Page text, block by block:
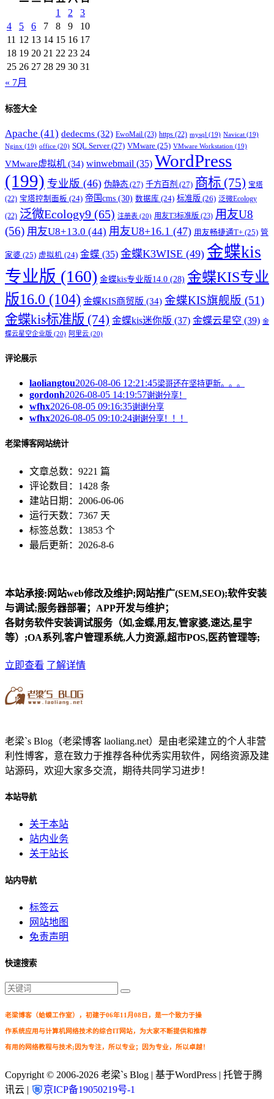
1
2
3
4
5 6 7 8 9
10
11 12 13 14 15 16 17
18 19 20 21 22 23 24
25 26 27 28 29 30 31
« 7月
标签大全
Apache (41) dedecms (32) EwoMail (23) https (22) mysql (19) Navicat (19)
Nginx (19) office (20) SQL Server(27) VMware (25) VMware Workstation (19)
VMware虚拟机 (34) winwebmail (35) WordPress
(199) 专业版 (46) 伪静态 (27) 千方百剂 (27) 商标 (75) 宝塔
(22) 宝塔控制面板 (24) 帝国cms (30) 数据库 (24) 标准版 (26) 泛微Ecology
(22) 泛微Ecology9 (65) 注册表 (20) 用友T3标准版 (23) 用友U8
(56) 用友U8+13.0 (44) 用友U8+16.1 (47) 用友畅捷通T+ (25) 管
家婆 (25) 虚拟机 (24) 金蝶 (35) 金蝶K3WISE (49) 金蝶kis
专业版 (160) 金蝶kis专业版14.0 (28) 金蝶KIS专业
版16.0 (104) 金蝶KIS商贸版 (34) 金蝶KIS旗舰版 (51)
金蝶kis标准版 (74) 金蝶kis迷你版 (37) 金蝶云星空 (39) 金
蝶云星空企业版 (20) 阿里云 (20)
评论展示
laoliangtou2026-08-06 12:21:45梁哥还在坚持更新。。。
gordonh2026-08-05 14:19:57谢谢分享！
wfhx2026-08-05 09:16:35谢谢分享
wfhx2026-08-05 09:10:24谢谢分享！！！
老梁博客网站统计
文章总数：9221 篇
评论数目：1428 条
建站日期：2006-06-06
运行天数：7367 天
标签总数：13853 个
最后更新：2026-8-6
本站承接:网站web修改及维护;网站推广(SEM,SEO);软件安装
与调试;服务器部署；APP开发与维护；
各财务软件安装调试服务（如,金蝶,用友,管家婆,速达,星宇
等）;OA系列,客户管理系统,人力资源,超市POS,医药管理等;
立即查看 了解详情
老梁`s Blog（老梁博客 laoliang.net）是由老梁建立的个人非营
利性博客，意在致力于推荐各种优秀实用软件，网络资源及建
站源码，欢迎大家多交流，期待共同学习进步！
本站导航
关于本站
站内业务
关于站长
站内导航
标签云
网站地图
免责声明
快速搜索
老梁博客（蛤蟆工作室），初建于06年11月08日，是一个致力于操
作系统应用与计算机网络技术的综合IT网站，为大家不断提供和推荐
有用的网络教程与技术;因为专注，所以专业；因为专业，所以卓越！
Copyright © 2006-2026 老梁`s Blog | 基于WordPress | 托管于腾
讯云 |
京ICP备19050219号-1